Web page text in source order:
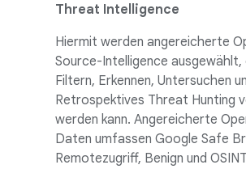
Threat Intelligence
Hiermit werden angereicherte
Source-Intelligence ausgewählt,
Filtern, Erkennen, Untersuchen
Retrospektives Threat Hunting
werden kann. Angereicherte
Daten umfassen Google Safe
Remotezugriff, Benign und